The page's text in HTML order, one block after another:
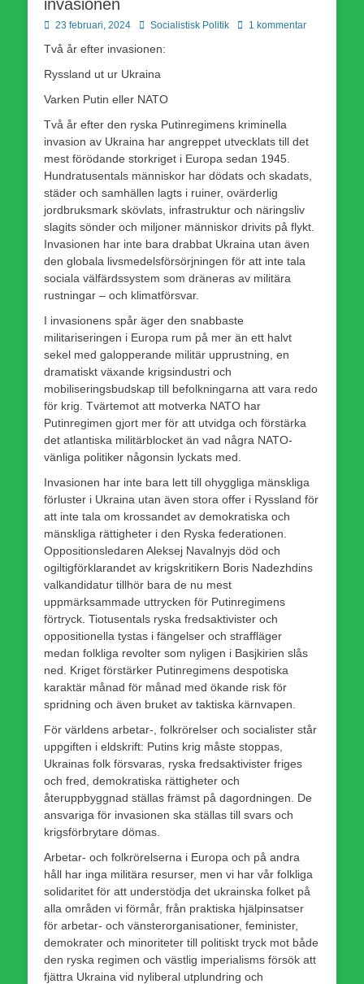
invasionen
Publicerad
23 februari, 2024 Författare
Socialistisk Politik 1 kommentar
Två år efter invasionen:
Ryssland ut ur Ukraina
Varken Putin eller NATO
Två år efter den ryska Putinregimens kriminella
invasion av Ukraina har angreppet utvecklats till det
mest förödande storkriget i Europa sedan 1945.
Hundratusentals människor har dödats och skadats,
städer och samhällen lagts i ruiner, ovärderlig
jordbruksmark skövlats, infrastruktur och näringsliv
slagits sönder och miljoner människor drivits på flykt.
Invasionen har inte bara drabbat Ukraina utan även
den globala livsmedelsförsörjningen för att inte tala
sociala välfärdssystem som dräneras av militära
rustningar – och klimatförsvar.
I invasionens spår äger den snabbaste
militariseringen i Europa rum på mer än ett halvt
sekel med galopperande militär upprustning, en
dramatiskt växande krigsindustri och
mobiliseringsbudskap till befolkningarna att vara redo
för krig. Tvärtemot att motverka NATO har
Putinregimen gjort mer för att utvidga och förstärka
det atlantiska militärblocket än vad några NATO-
vänliga politiker någonsin lyckats med.
Invasionen har inte bara lett till ohyggliga mänskliga
förluster i Ukraina utan även stora offer i Ryssland för
att inte tala om krossandet av demokratiska och
mänskliga rättigheter i den Ryska federationen.
Oppositionsledaren Aleksej Navalnyjs död och
ogiltigförklarandet av krigskritikern Boris Nadezhdins
valkandidatur tillhör bara de nu mest
uppmärksammade uttrycken för Putinregimens
förtryck. Tiotusentals ryska fredsaktivister och
oppositionella tystas i fängelser och straffläger
medan folkliga revolter som nyligen i Basjkirien slås
ned. Kriget förstärker Putinregimens despotiska
karaktär månad för månad med ökande risk för
spridning och även bruket av taktiska kärnvapen.
För världens arbetar-, folkrörelser och socialister står
uppgiften i eldskrift: Putins krig måste stoppas,
Ukrainas folk försvaras, ryska fredsaktivister friges
och fred, demokratiska rättigheter och
återuppbyggnad ställas främst på dagordningen. De
ansvariga för invasionen ska ställas till svars och
krigsförbrytare dömas.
Arbetar- och folkrörelserna i Europa och på andra
håll har inga militära resurser, men vi har vår folkliga
solidaritet för att understödja det ukrainska folket på
alla områden vi förmår, från praktiska hjälpinsatser
för arbetar- och vänsterorganisationer, feminister,
demokrater och minoriteter till politiskt tryck mot både
den ryska regimen och västlig imperialisms försök att
fjättra Ukraina vid nyliberal utplundring och